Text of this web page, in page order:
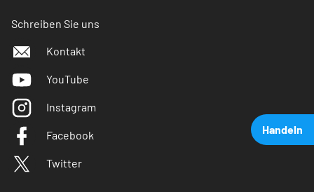
Handeln
Schreiben Sie uns
Kontakt
YouTube
Instagram
Facebook
Twitter